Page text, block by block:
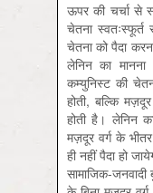
ऊपर की चर्चा से
चेतना
चेतना को पैदा
लेनिन का मानना
कम्युनिस्ट की
होती, बल्कि
होती है। लेनिन
मज़दूर वर्ग के
ही नहीं पैदा हो
सामाजिक-जनवादी